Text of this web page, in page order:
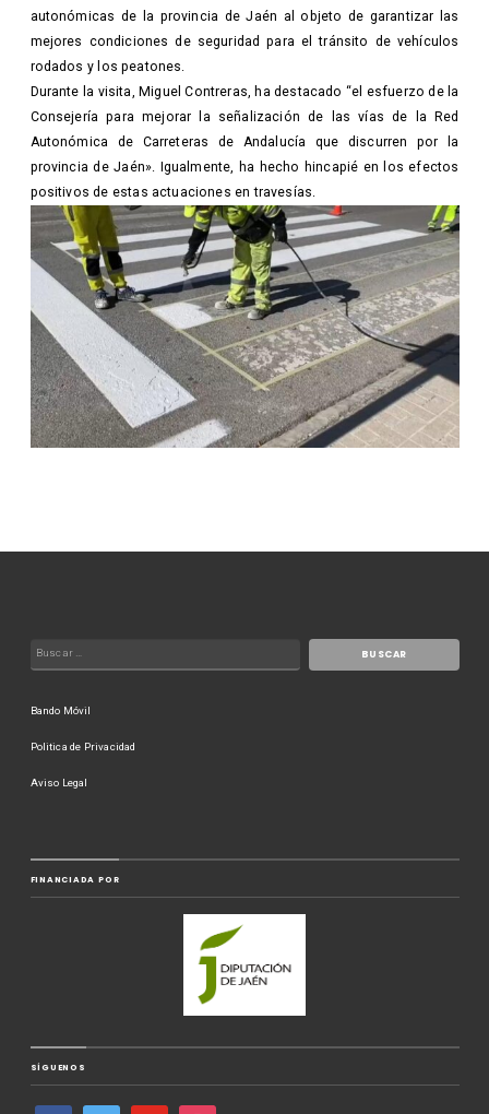
autonómicas de la provincia de Jaén al objeto de garantizar las
mejores condiciones de seguridad para el tránsito de vehículos
rodados y los peatones.
Durante la visita, Miguel Contreras, ha destacado “el esfuerzo de la
Consejería para mejorar la señalización de las vías de la Red
Autonómica de Carreteras de Andalucía que discurren por la
provincia de Jaén». Igualmente, ha hecho hincapié en los efectos
positivos de estas actuaciones en travesías.
Bando Móvil
Politica de Privacidad
Aviso Legal
FINANCIADA POR
SÍGUENOS